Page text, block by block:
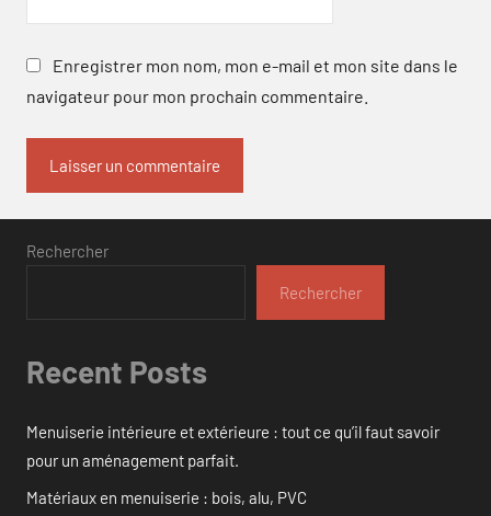
Enregistrer mon nom, mon e-mail et mon site dans le
navigateur pour mon prochain commentaire.
Rechercher
Rechercher
Recent Posts
Menuiserie intérieure et extérieure : tout ce qu’il faut savoir
pour un aménagement parfait.
Matériaux en menuiserie : bois, alu, PVC